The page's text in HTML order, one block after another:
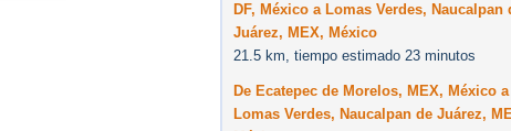
DF, México a Lomas Verdes, Naucalpan
Juárez, MEX, México
21.5 km, tiempo estimado 23 minutos
De Ecatepec de Morelos, MEX, México a
Lomas Verdes, Naucalpan de Juárez,